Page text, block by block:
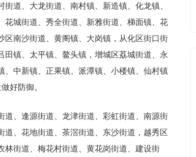
道、大龙街道、南村镇、新造镇、化龙镇、
城街道、秀全街道、新雅街道、梯面镇、花
区南沙街道、黄阁镇、大岗镇，从化区街口街
镇、太平镇、鳌头镇，增城区荔城街道、永
中新镇、正果镇、派潭镇、小楼镇、仙村镇
好防御。
道、逢源街道、龙津街道、彩虹街道、南源街
、花地街道、茶滘街道、东沙街道，越秀区
林街道、梅花村街道、黄花岗街道、建设街